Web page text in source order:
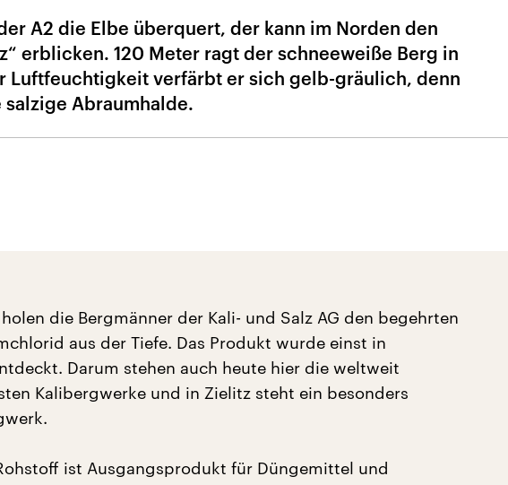
A2 die Elbe überquert, der kann im Norden den
erblicken. 120 Meter ragt der schneeweiße Berg in
Luftfeuchtigkeit verfärbt er sich gelb-gräulich, denn
Abraumhalde.
die Bergmänner der Kali- und Salz AG den begehrten
aus der Tiefe. Das Produkt wurde einst in
Darum stehen auch heute hier die weltweit
Kalibergwerke und in Zielitz steht ein besonders
ist Ausgangsprodukt für Düngemittel und